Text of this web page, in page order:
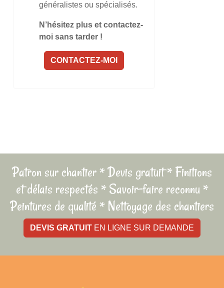
généralistes ou spécialisés.
N’hésitez plus et contactez-
moi sans tarder !
CONTACTEZ-MOI
Patron sur chantier * Devis gratuit * Finitions
et délais respectés * Savoir-faire reconnu *
Peintures de qualité * Nettoyage des chantiers
DEVIS GRATUIT EN LIGNE SUR DEMANDE